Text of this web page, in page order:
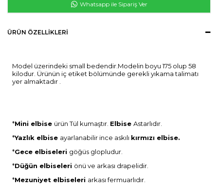
Whatsapp ile Sipariş Ver
ÜRÜN ÖZELLIKLERI
Model üzerindeki small bedendir.Modelin boyu 175 olup 58
kilodur. Ürünün iç etiket bölümünde gerekli yıkama talimatı
yer almaktadır .
*Mini elbise ürün Tül kumaştır. Elbise Astarlıdır.
*Yazlık elbise ayarlanabilir ince askılı kırmızı elbise.
*Gece elbiseleri göğüs glopludur.
*Düğün elbiseleri önü ve arkası drapelidir.
*Mezuniyet elbiseleri arkası fermuarlıdır.